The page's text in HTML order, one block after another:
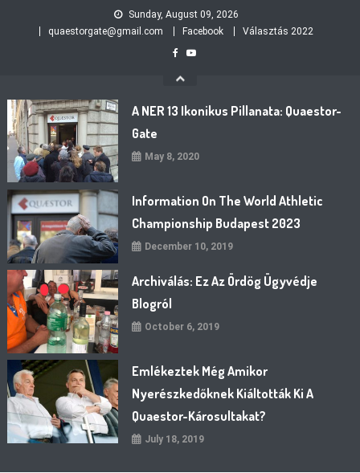
Sunday, August 09, 2026
quaestorgate@gmail.com
Facebook Választás 2022
A NER 13 Ikonikus Pillanata: Quaestor-
Gate
May 8, 2020
Information On The World Athletic
Championship Budapest 2023
December 10, 2019
Archiválás: Ez Az Ördög Ügyvédje
Blogról
October 6, 2019
Emlékeztek Még Amikor
Nyerészkedőknek Kiáltották Ki A
Quaestor-Károsultakat?
July 18, 2019